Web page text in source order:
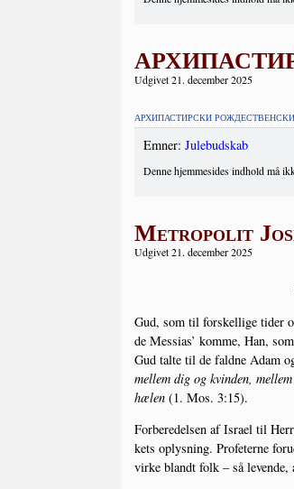
Udgivet 21. december 2025
АРХИПАСТИРСКИ РОЖДЕСТВЕНСКИ
Emner: Julebudskab
Denne hjemmesides indhold må
Metropolit
Udgivet 21. december 2025
Gud, som til for­skel­li­ge tider
de Mes­si­as’ kom­me, Han,
Gud tal­te til de fald­ne Adam
mel­lem dig og kvin­den,
hælen (1. Mos. 3:15).
For­be­re­del­sen af Isra­el til
kets oplys­ning. Pro­fe­ter­ne
vir­ke blandt folk – så